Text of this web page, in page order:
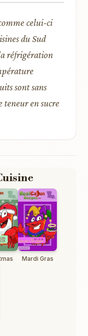
celui-ci
du Sud
réfrigération
sont sans
en sucre
Mardi Gras